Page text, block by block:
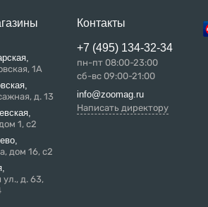
1А
д. 13
1, с2
дом 16, с2
ул., д. 63,
Контакты
+7 (495) 134-32-34
пн-пт 08:00-23:00
сб-вс 09:00-21:00
info@zoomag.ru
Написать директору